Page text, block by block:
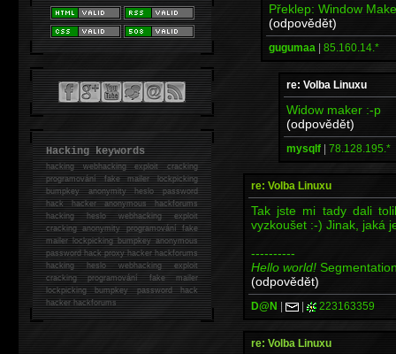
Překlep: Window
(odpovědět)
gugumaa | 85.160.14.*
re: Volba Linuxu
Widow maker :-p
(odpovědět)
mysqlf | 78.128.195.*
re: Volba Linuxu
Tak jste mi tady dali
vyzkoušet :-) Jinak, jaká
----------
Hello world!
(odpovědět)
D@N | | 223163359
re: Volba Linuxu
Hacking keywords
hackingwebhacking exploit cracking
programování fake mailer lockpicking
bumpkey anonymity heslo password
hackhacker anonymous hackforums
hackingheslo webhacking exploit
cracking anonymity programování fake
mailer lockpicking bumpkey anonymous
password hack proxy hacker hackforums
hacking heslo webhacking exploit
cracking programování fake mailer
lockpicking bumpkey password hack
hackerhackforums